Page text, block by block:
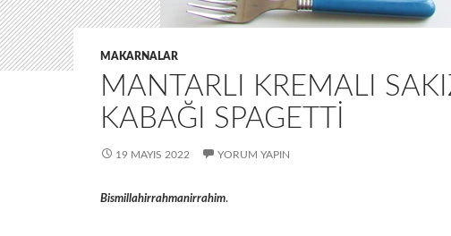
MAKARNALAR
MANTARLI KREMALI
KABAĞI SPAGETTI
19 MAYIS 2022 YORUM YAPIN
Bismillahirrahmanirrahim.